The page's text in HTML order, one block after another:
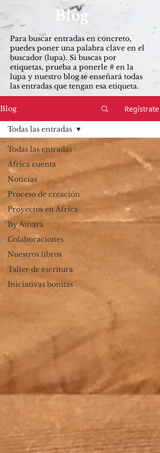
Blog
Para buscar entradas ​en concreto,
puedes poner una palabra clave en el
buscador (lupa). Si buscas por
etiquetas, prueba a ponerle # en la
lupa y nuestro blog te enseñará todas
las entradas que tengan esa etiqueta.
Blog Regístrate
Todas las entradas
África cuenta
Noticias
Proceso de creación
Proyectos en África
By Ainara
Colaboraciones
Nuestros libros
Taller de escritura
Iniciativas bonitas
Todas las entradas